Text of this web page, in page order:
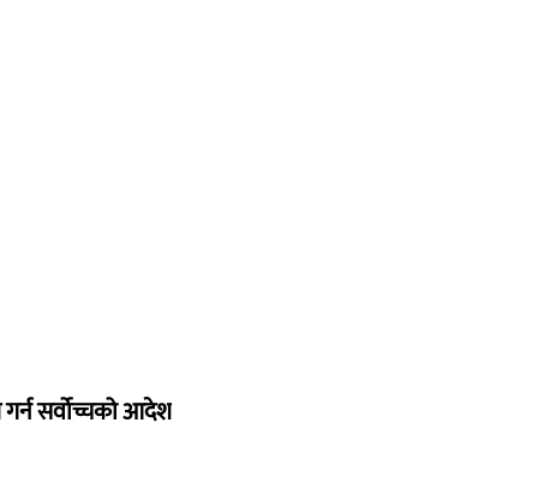
गर्न सर्वोच्चको आदेश